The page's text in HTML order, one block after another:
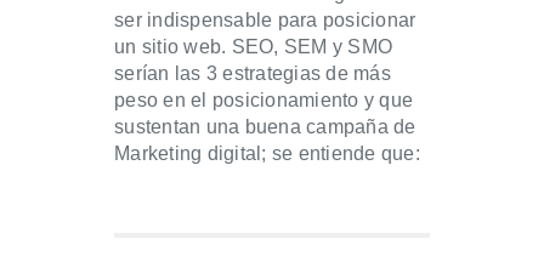
ser indispensable para posicionar
un sitio web. SEO, SEM y SMO
serían las 3 estrategias de más
peso en el posicionamiento y que
sustentan una buena campaña de
Marketing digital; se entiende que: